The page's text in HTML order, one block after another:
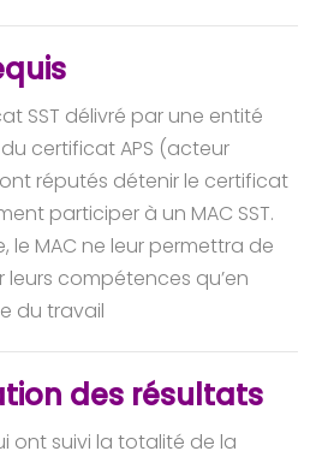
SST délivré par une entité
certificat APS (acteur
réputés détenir le certificat
participer à un MAC SST.
le MAC ne leur permettra de
compétences qu’en
du travail
des résultats
ont suivi la totalité de la